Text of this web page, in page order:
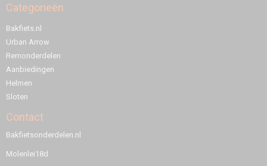
Categorieën
Bakfiets.nl
Urban Arrow
Remonderdelen
Aanbiedingen
Helmen
Sloten
Contact
Bakfietsonderdelen.nl
Molenlei18d